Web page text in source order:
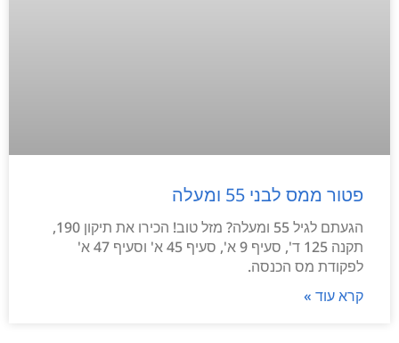
פטור ממס לבני 55 ומעלה
הגעתם לגיל 55 ומעלה? מזל טוב! הכירו את תיקון 190,
תקנה 125 ד', סעיף 9 א', סעיף 45 א' וסעיף 47 א'
לפקודת מס הכנסה.
קרא עוד »